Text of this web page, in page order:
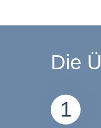
Die
1